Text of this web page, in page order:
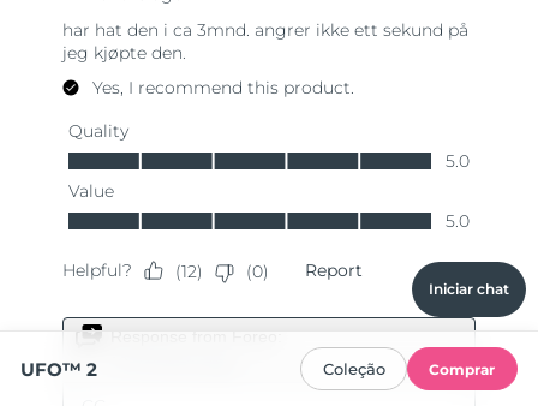
Iniciar chat
UFO™ 2 Coleção Comprar